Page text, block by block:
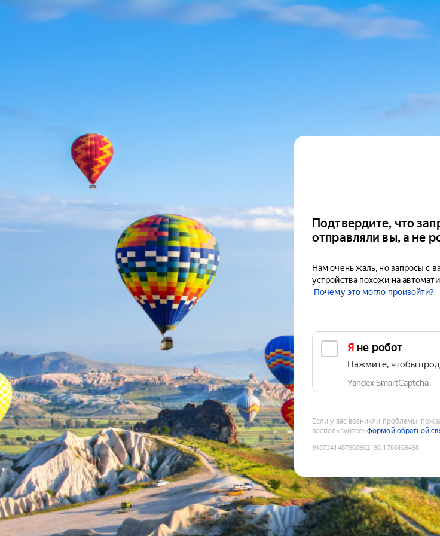
Подтвердите, что
отправляли вы, а не
Нам очень жаль, но запросы с
устройства похожи на
Почему это могло произойти?
Я не робот
Нажмите, чтобы
Yandex SmartCaptcha
Если у вас возникли проблемы,
воспользуйтесьформой обратной
9187341487960902196:1786169498